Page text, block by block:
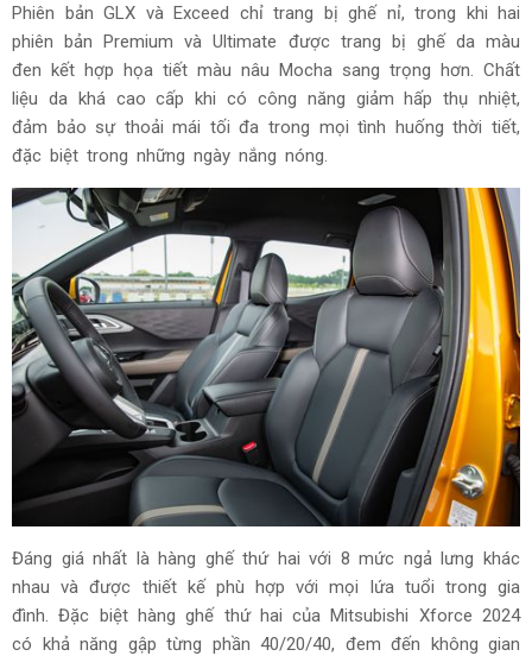
Phiên bản GLX và Exceed chỉ trang bị ghế nỉ, trong khi hai
phiên bản Premium và Ultimate được trang bị ghế da màu
đen kết hợp họa tiết màu nâu Mocha sang trọng hơn. Chất
liệu da khá cao cấp khi có công năng giảm hấp thụ nhiệt,
đảm bảo sự thoải mái tối đa trong mọi tình huống thời tiết,
đặc biệt trong những ngày nắng nóng.
Đáng giá nhất là hàng ghế thứ hai với 8 mức ngả lưng khác
nhau và được thiết kế phù hợp với mọi lứa tuổi trong gia
đình. Đặc biệt hàng ghế thứ hai của Mitsubishi Xforce 2024
có khả năng gập từng phần 40/20/40, đem đến không gian